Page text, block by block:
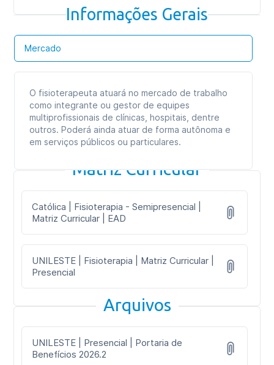
Informações Gerais
Mercado
O fisioterapeuta atuará no mercado de trabalho
como integrante ou gestor de equipes
multiprofissionais de clínicas, hospitais, dentre
outros. Poderá ainda atuar de forma autônoma e
em serviços públicos ou particulares.
Matriz Curricular
Católica | Fisioterapia - Semipresencial |
Matriz Curricular | EAD
UNILESTE | Fisioterapia | Matriz Curricular |
Presencial
Arquivos
UNILESTE | Presencial | Portaria de
Benefícios 2026.2